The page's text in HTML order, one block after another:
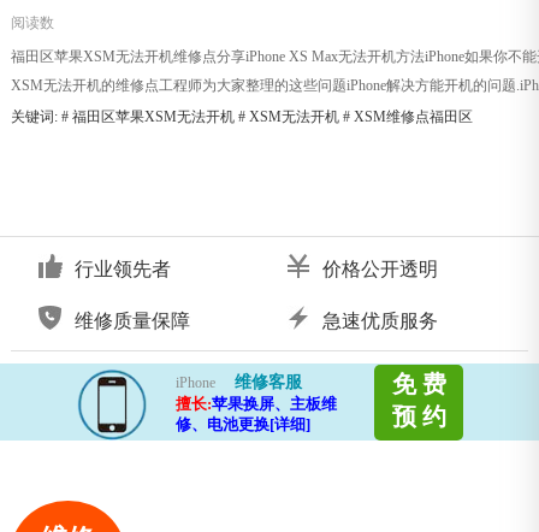
阅读数
福田区苹果XSM无法开机维修点分享iPhone XS Max无法开机方法iPhone如果你
XSM无法开机的维修点工程师为大家整理的这些问题iPhone解决方能开机的问题
关键词: # 福田区苹果XSM无法开机# XSM无法开机# XSM维修点福田区
行业领先者 价格公开透明
维修质量保障 急速优质服务
iPhone
维修客服
擅长:苹果换屏、主板维
修、电池更换[详细]
免 费
预 约